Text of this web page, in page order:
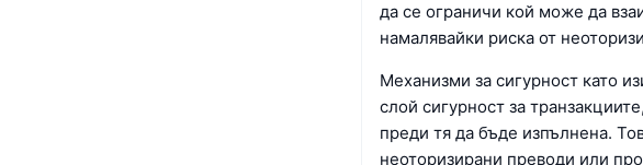
да се ограничи кой може да
намалявайки риска от
Механизми за сигурност като
слой сигурност за
преди тя да бъде изпълнена.
неоторизирани преводи или